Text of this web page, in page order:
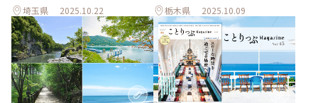
埼玉県 2025.10.22 栃木県 2025.10.09